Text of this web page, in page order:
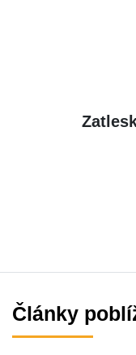
Články